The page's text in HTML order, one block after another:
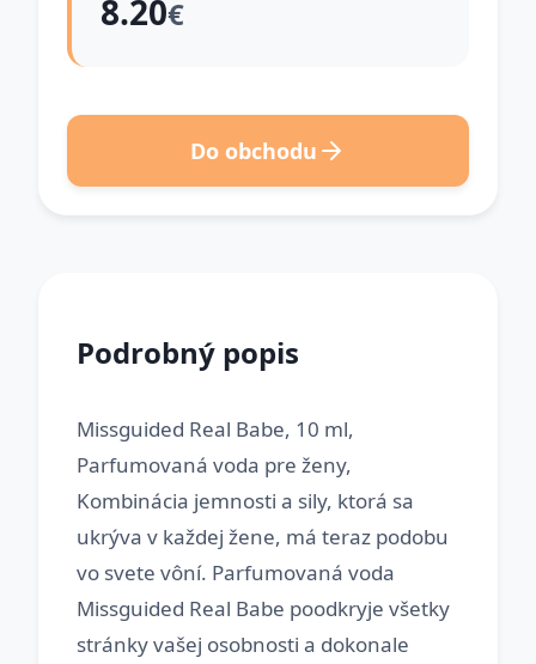
8.20€
Do obchodu
Podrobný popis
Missguided Real Babe, 10 ml,
Parfumovaná voda pre ženy,
Kombinácia jemnosti a sily, ktorá sa
ukrýva v každej žene, má teraz podobu
vo svete vôní. Parfumovaná voda
Missguided Real Babe poodkryje všetky
stránky vašej osobnosti a dokonale